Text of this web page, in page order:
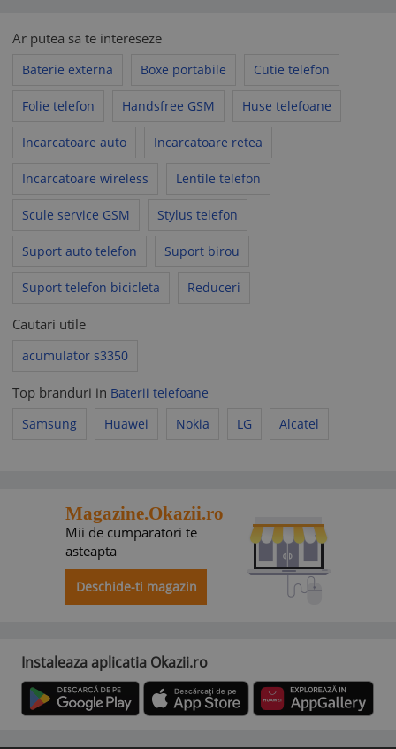
Ar putea sa te intereseze
Baterie externa Boxe portabile Cutie telefon
Folie telefon Handsfree GSM Huse telefoane
Incarcatoare auto Incarcatoare retea
Incarcatoare wireless Lentile telefon
Scule service GSM Stylus telefon
Suport auto telefon Suport birou
Suport telefon bicicleta Reduceri
Cautari utile
acumulator s3350
Top branduri in Baterii telefoane
Samsung
Huawei Nokia LG Alcatel
Magazine.Okazii.ro
Mii de cumparatori te
asteapta
Deschide-ti magazin
Instaleaza aplicatia Okazii.ro